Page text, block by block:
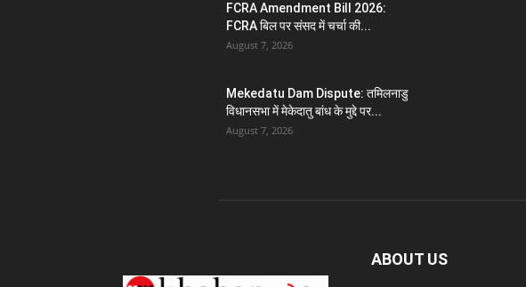
FCRA Amendment Bill 2026:
FCRA बिल पर संसद में चर्चा की...
August 7, 2026
Mekedatu Dam Dispute: तमिलनाडु
विधानसभा में मेकेदातु बांध के मुद्दे पर...
August 7, 2026
ABOUT US